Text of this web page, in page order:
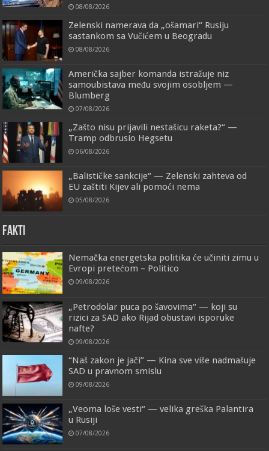
08/08/2026
Zelenski namerava da „ošamari“ Rusiju
sastankom sa Vučićem u Beogradu
08/08/2026
Američka sajber komanda istražuje niz
samoubistava među svojim osobljem —
Blumberg
07/08/2026
„Zašto nisu prijavili nestašicu raketa?“ —
Tramp odbrusio Hegsetu
06/08/2026
„Balističke sankcije“ — Zelenski zahteva od
EU zaštiti Kijev ali pomoći nema
05/08/2026
FAKTI
Nemačka energetska politika će učiniti zimu u
Evropi pretećom – Politico
09/08/2026
„Petrodolar puca po šavovima“ — koji su
rizici za SAD ako Rijad obustavi isporuke
nafte?
09/08/2026
“Naš zakon je jači” — Kina sve više nadmašuje
SAD u pravnom smislu
09/08/2026
„Veoma loše vesti“ — velika greška Palantira
u Rusiji
07/08/2026